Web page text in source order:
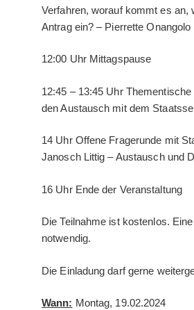
Verfahren, worauf kommt es an,
Antrag ein? – Pierrette Onangolo
12:00 Uhr Mittagspause
12:45 – 13:45 Uhr
den Austausch mit dem
14 Uhr Offene Fragerunde mit
Janosch Littig – Austausch und
16 Uhr Ende der Veranstaltung
Die Teilnahme ist kostenlos.
notwendig.
Die Einladung darf gerne
Wann: Montag, 19.02.2024